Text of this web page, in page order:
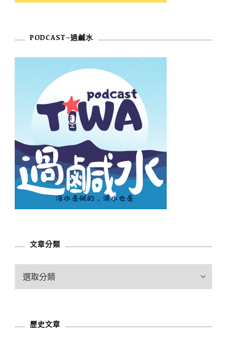
PODCAST–過鹹水
文章分類
歷史文章